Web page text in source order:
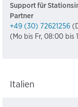
Support für
Partner
+49 (30) 72621256
(Mo bis Fr, 08:00 bis
Italien